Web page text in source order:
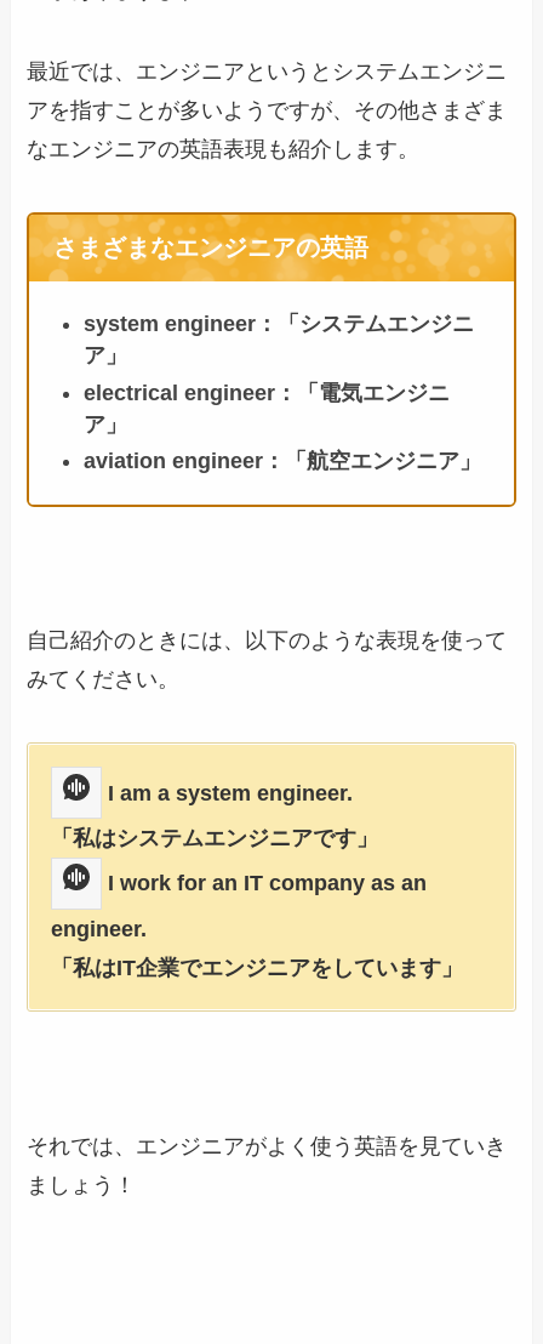
最近では、エンジニアというとシステムエンジニ
アを指すことが多いようですが、その他さまざま
なエンジニアの英語表現も紹介します。
さまざまなエンジニアの英語
system engineer：「システムエンジニ
ア」
electrical engineer：「電気エンジニ
ア」
aviation engineer：「航空エンジニア」
自己紹介のときには、以下のような表現を使って
みてください。
I am a system engineer.
「私はシステムエンジニアです」
I work for an IT company as an
engineer.
「私はIT企業でエンジニアをしています」
それでは、エンジニアがよく使う英語を見ていき
ましょう！